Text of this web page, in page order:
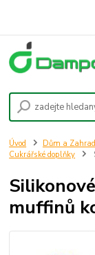
Úvod Dům a
Cukrářské doplňky
muffinů